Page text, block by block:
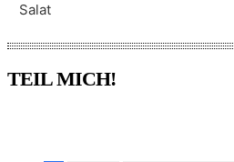
Salat
TEIL MICH!